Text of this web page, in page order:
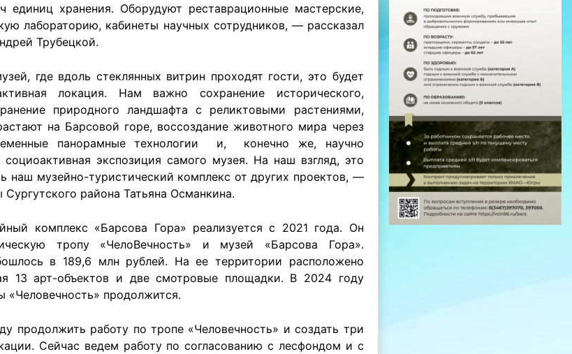
единиц хранения. Оборудуют реставрационные мастерские,
лабораторию, кабинеты научных сотрудников, — рассказал
Трубецкой.
где вдоль стеклянных витрин проходят гости, это будет
локация. Нам важно сохранение исторического,
природного ландшафта с реликтовыми растениями,
на Барсовой горе, воссоздание животного мира через
панорамные технологии и, конечно же, научно
социоактивная экспозиция самого музея. На наш взгляд, это
наш музейно-туристический комплекс от других проектов, —
Сургутского района Татьяна Османкина.
комплекс «Барсова Гора» реализуется с 2021 года. Он
тропу «ЧелоВечность» и музей «Барсова Гора».
в 189,6 млн рублей. На ее территории расположено
13 арт-объектов и две смотровые площадки. В 2024 году
«Человечность» продолжится.
продолжить работу по тропе «Человечность» и создать три
Сейчас ведем работу по согласованию с лесфондом и с